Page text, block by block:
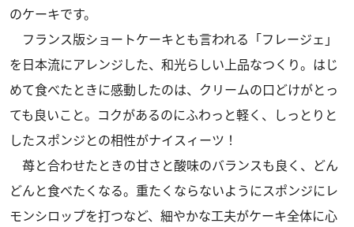
のケーキです。
フランス版ショートケーキとも言われる「フレージェ」
を日本流にアレンジした、和光らしい上品なつくり。はじ
めて食べたときに感動したのは、クリームの口どけがとっ
ても良いこと。コクがあるのにふわっと軽く、しっとりと
したスポンジとの相性がナイスィーツ！
苺と合わせたときの甘さと酸味のバランスも良く、どん
どんと食べたくなる。重たくならないようにスポンジにレ
モンシロップを打つなど、細やかな工夫がケーキ全体に心